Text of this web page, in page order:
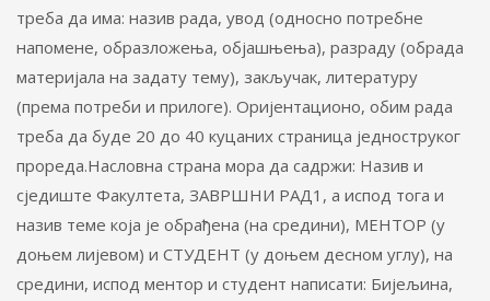
треба да има: назив рада, увод (односно потребне
напомене, образложења, објашњења), разраду (обрада
материјала на задату тему), закључак, литературу
(према потреби и прилоге). Оријентационо, обим рада
треба да буде 20 до 40 куцаних страница једноструког
прореда.Насловна страна мора да садржи: Назив и
сједиште Факултета, ЗАВРШНИ РАД1, а испод тога и
назив теме која је обрађена (на средини), МЕНТОР (у
доњем лијевом) и СТУДЕНТ (у доњем десном углу), на
средини, испод ментор и студент написати: Бијељина,